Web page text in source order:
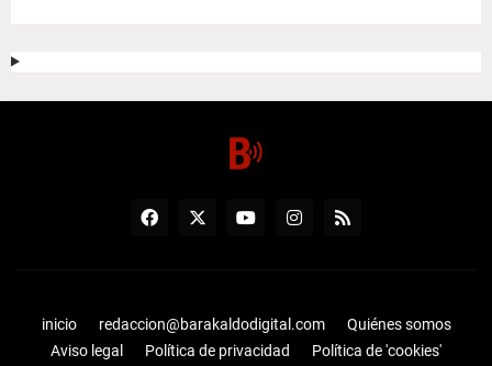
inicio redaccion@barakaldodigital.com
Quiénes somos
Aviso legal
Política de privacidad Política de 'cookies'